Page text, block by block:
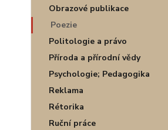
Obrazové publikace
Poezie
Politologie a právo
Příroda a přírodní vědy
Psychologie; Pedagogika
Reklama
Rétorika
Ruční práce